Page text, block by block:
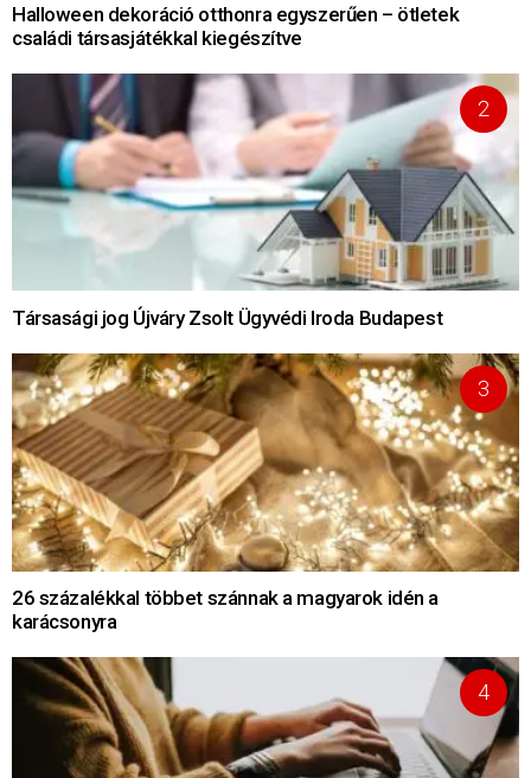
Halloween dekoráció otthonra egyszerűen – ötletek
családi társasjátékkal kiegészítve
Társasági jog Újváry Zsolt Ügyvédi Iroda Budapest
26 százalékkal többet szánnak a magyarok idén a
karácsonyra